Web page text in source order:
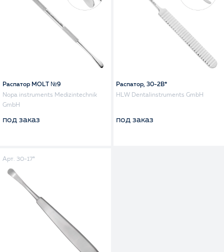
Распатор MOLT №9
Nopa instruments Medizintechnik
GmbH
под заказ
Распатор, 30-2B*
HLW Dentalinstruments GmbH
под заказ
Арт. 30-17*